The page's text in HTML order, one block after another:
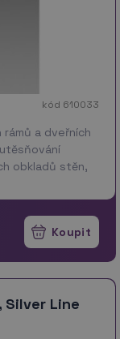
kód 610033
a dveřních
obkladů stěn,
Silver Line